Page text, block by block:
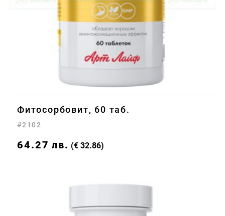
Фитосорбовит, 60 таб.
#2102
64.27 лв. (€ 32.86)